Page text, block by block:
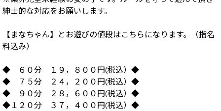
紳士的な対応をお願いします。
【まなちゃん】とお遊びの値段はこちらになります。（指名
料込み）
◆ ６０分 １９，８００円(税込）◆
◆ ７５分 ２４，２００円(税込）◆
◆ ９０分 ２８，６００円(税込）◆
◆１２０分 ３７，４００円(税込）◆